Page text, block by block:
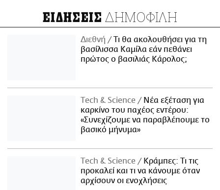
ΕΙΔΗΣΕΙΣ ΔΗΜΟΦΙΛΗ
Διεθνή
Τι θα ακολουθήσει για τη
βασίλισσα Καμίλα εάν πεθάνει
πρώτος ο βασιλιάς Κάρολος;
Τech & Science
Νέα εξέταση για
καρκίνο του παχέος εντέρου:
«Συνεχίζουμε να παραβλέπουμε το
βασικό μήνυμα»
Τech & Science
Κράμπες: Τι τις
προκαλεί και τι να κάνουμε όταν
αρχίσουν οι ενοχλήσεις